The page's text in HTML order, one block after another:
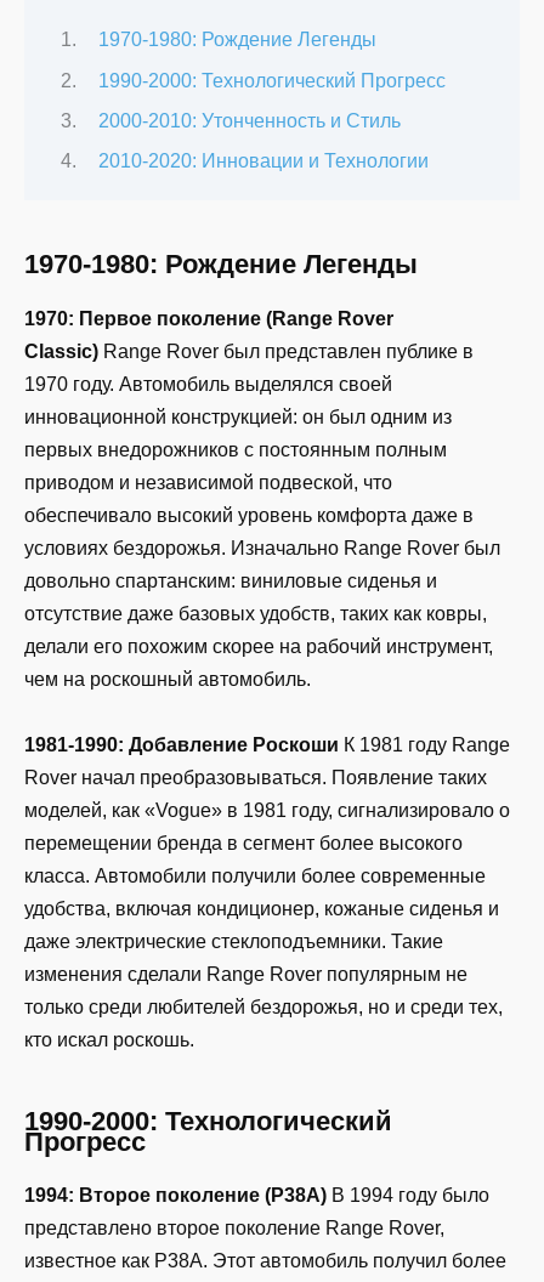
1970-1980: Рождение Легенды
1990-2000: Технологический Прогресс
2000-2010: Утонченность и Стиль
2010-2020: Инновации и Технологии
1970-1980: Рождение Легенды
1970: Первое поколение (Range Rover
Classic) Range Rover был представлен публике в
1970 году. Автомобиль выделялся своей
инновационной конструкцией: он был одним из
первых внедорожников с постоянным полным
приводом и независимой подвеской, что
обеспечивало высокий уровень комфорта даже в
условиях бездорожья. Изначально Range Rover был
довольно спартанским: виниловые сиденья и
отсутствие даже базовых удобств, таких как ковры,
делали его похожим скорее на рабочий инструмент,
чем на роскошный автомобиль.
1981-1990: Добавление Роскоши К 1981 году Range
Rover начал преобразовываться. Появление таких
моделей, как «Vogue» в 1981 году, сигнализировало о
перемещении бренда в сегмент более высокого
класса. Автомобили получили более современные
удобства, включая кондиционер, кожаные сиденья и
даже электрические стеклоподъемники. Такие
изменения сделали Range Rover популярным не
только среди любителей бездорожья, но и среди тех,
кто искал роскошь.
1990-2000: Технологический
Прогресс
1994: Второе поколение (P38A) В 1994 году было
представлено второе поколение Range Rover,
известное как P38A. Этот автомобиль получил более